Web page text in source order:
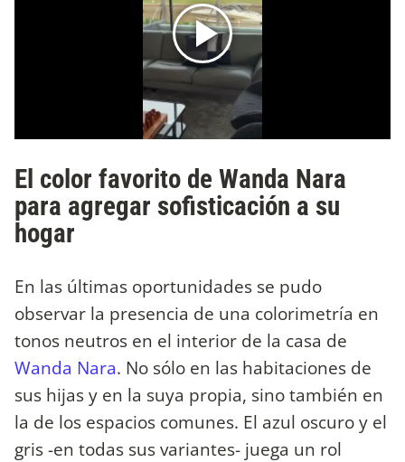
El color favorito de Wanda Nara
para agregar sofisticación a su
hogar
En las últimas oportunidades se pudo
observar la presencia de una colorimetría en
tonos neutros en el interior de la casa de
Wanda Nara. No sólo en las habitaciones de
sus hijas y en la suya propia, sino también en
la de los espacios comunes. El azul oscuro y el
gris -en todas sus variantes- juega un rol